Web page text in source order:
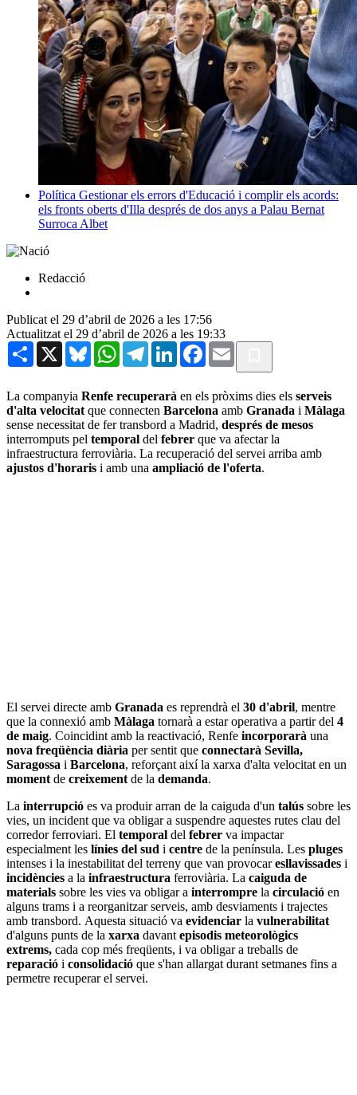
Política Gestionar els errors d'Educació i complir els acords:
els fronts oberts d'Illa després de dos anys a Palau Bernat
Surroca Albet
Redacció
Publicat el 29 d’abril de 2026 a les 17:56
Actualitzat el 29 d’abril de 2026 a les 19:33
Share X BlueskyWhatsAppTelegramLinkedInFacebook
Email
La companyia Renfe recuperarà en els pròxims dies els serveis
d'alta velocitat que connecten Barcelona amb Granada i Màlaga
sense necessitat de fer transbord a Madrid, després de mesos
interromputs pel temporal del febrer que va afectar la
infraestructura ferroviària. La recuperació del servei arriba amb
ajustos d'horaris i amb una ampliació de l'oferta.
El servei directe amb Granada es reprendrà el 30 d'abril, mentre
que la connexió amb Màlaga tornarà a estar operativa a partir del 4
de maig. Coincidint amb la reactivació, Renfe incorporarà una
nova freqüència diària per sentit que connectarà Sevilla,
Saragossa i Barcelona, reforçant així la xarxa d'alta velocitat en un
moment de creixement de la demanda.
La interrupció es va produir arran de la caiguda d'un talús sobre les
vies, un incident que va obligar a suspendre aquestes rutes clau del
corredor ferroviari. El temporal del febrer va impactar
especialment les línies del sud i centre de la península. Les pluges
intenses i la inestabilitat del terreny que van provocaresllavissades i
incidències a la infraestructura ferroviària. La caiguda de
materials sobre les vies va obligar a interrompre la circulació en
alguns trams i a reorganitzar serveis, amb desviaments i trajectes
amb transbord. Aquesta situació va evidenciar la vulnerabilitat
d'alguns punts de la xarxa davant episodis meteorològics
extrems, cada cop més freqüents, i va obligar a treballs de
reparació i consolidació que s'han allargat durant setmanes fins a
permetre recuperar el servei.